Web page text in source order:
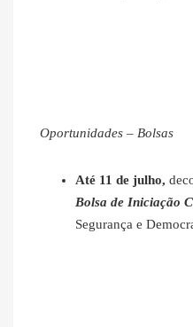
Oportunidades – Bolsas
Até 11 de julho,
Bolsa de Iniciação
Segurança e